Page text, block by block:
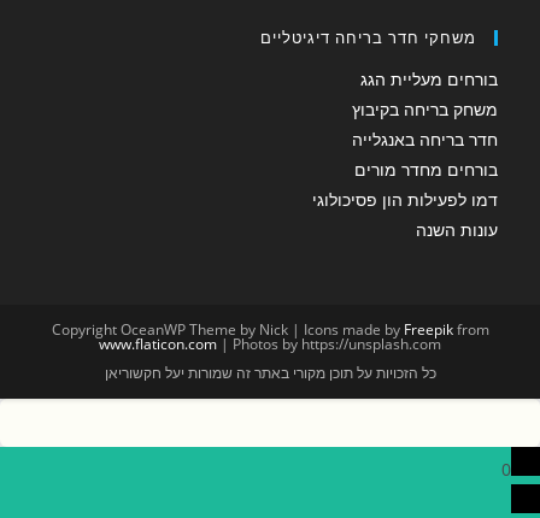
משחקי חדר בריחה דיגיטליים
בורחים מעליית הגג
משחק בריחה בקיבוץ
חדר בריחה באנגלייה
בורחים מחדר מורים
דמו לפעילות הון פסיכולוגי
עונות השנה
Copyright OceanWP Theme by Nick | Icons made by Freepikfrom
www.flaticon.com | Photos by https://unsplash.com
כל הזכויות על תוכן מקורי באתר זה שמורות יעל חקשוריאן
0